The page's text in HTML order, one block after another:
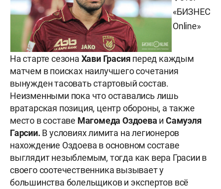
«БИЗНЕС
Online»
На старте сезона Хави Грасия перед каждым
матчем в поисках наилучшего сочетания
вынужден тасовать стартовый состав.
Неизменными пока что оставались лишь
вратарская позиция, центр обороны, а также
место в составе Магомеда Оздоева иСамуэля
Гарсии. В условиях лимита на легионеров
нахождение Оздоева в основном составе
выглядит незыблемым, тогда как вера Грасии в
своего соотечественника вызывает у
большинства болельщиков и экспертов всё